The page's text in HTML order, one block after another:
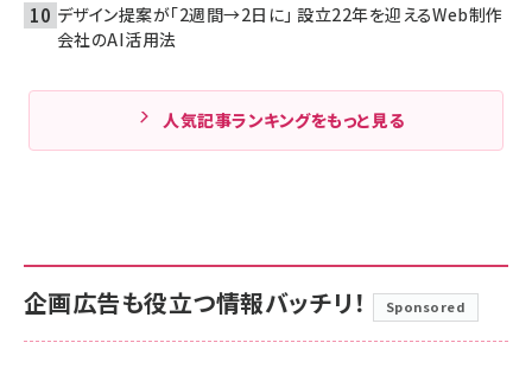
デザイン提案が「2週間→2日に」 設立22年を迎えるWeb制作
会社のAI活用法
人気記事ランキングをもっと見る
企画広告も役立つ情報バッチリ！ Sponsored